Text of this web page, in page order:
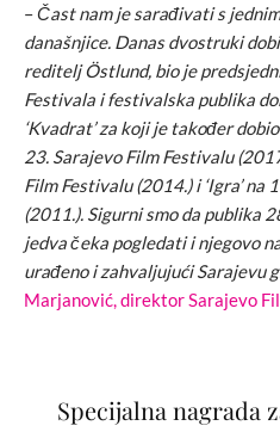
–Čast nam je sarađivati s
današnjice. Danas dvostruki
reditelj Östlund, bio je
Festivala i festivalska publika
‘Kvadrat’ za koji je također
23. Sarajevo Film Festivalu
Film Festivalu (2014.) i ‘Igra’ na
(2011.). Sigurni smo da publika
jedva čeka pogledati i njegovo
urađeno i zahvaljujući Sarajevu
Marjanović, direktor Sarajevo
Specijalna nagrada